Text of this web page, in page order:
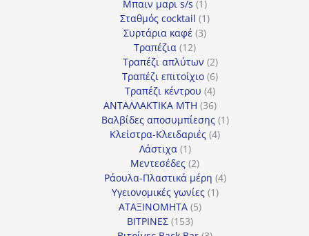
Μπαιν μαρι s/s 11
προϊόν
Σταθμός cocktail 11
Συρτάρια καφέ 33
Τραπέζια 1212
προϊόντα
Τραπέζι απλύτων 22
προϊόντα
Τραπέζι επιτοίχιο 66
προϊόντα
Τραπέζι κέντρου 44
προϊόντα
ΑΝΤΑΛΛΑΚΤΙΚΑ MTH 3636
προϊόντα
Βαλβίδες αποσυμπίεσης 11
Κλείστρα-Κλειδαριές 44
Λάστιχα 11
προϊόν
Μεντεσέδες 22
προϊόντα
Ράουλα-Πλαστικά μέρη 44
Υγειονομικές γωνίες 11
ΑΤΑΞΙΝΟΜΗΤΑ 55
ΒΙΤΡΙΝΕΣ 153153